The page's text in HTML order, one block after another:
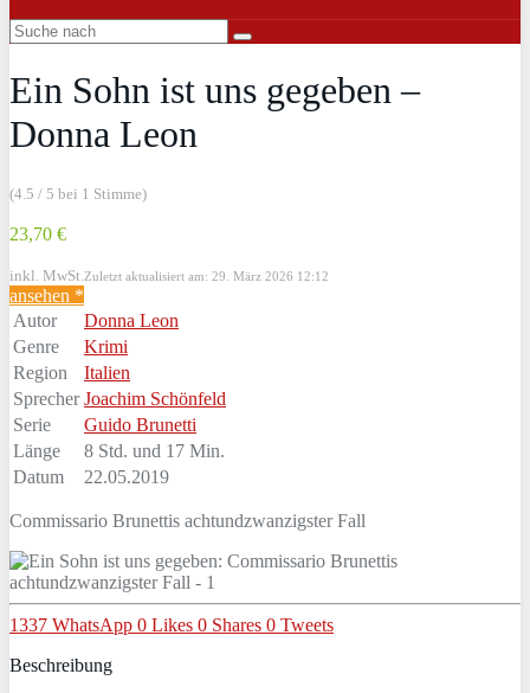
Ein Sohn ist uns gegeben –
Donna Leon
(4.5 / 5 bei 1 Stimme)
23,70 €
inkl. MwSt. Zuletzt aktualisiert am: 29. März 2026 12:12
ansehen *
Autor
Donna Leon
Genre
Krimi
Region
Italien
Sprecher Joachim Schönfeld
Serie
Guido Brunetti
Länge
8 Std. und 17 Min.
Datum
22.05.2019
Commissario Brunettis achtundzwanzigster Fall
1337 WhatsApp 0 Likes 0 Shares 0 Tweets
Beschreibung